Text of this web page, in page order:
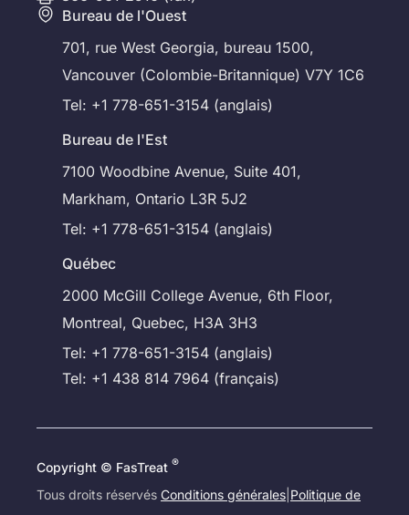
Bureau de l'Ouest
701, rue West Georgia, bureau 1500,
Vancouver (Colombie-Britannique) V7Y 1C6
Tel: +1 778-651-3154 (anglais)
Bureau de l'Est
7100 Woodbine Avenue, Suite 401,
Markham, Ontario L3R 5J2
Tel: +1 778-651-3154 (anglais)
Québec
2000 McGill College Avenue, 6th Floor,
Montreal, Quebec, H3A 3H3
Tel: +1 778-651-3154 (anglais)
Tel: +1 438 814 7964 (français)
Copyright © FasTreat ®
Tous droits réservés Conditions générales Politique de